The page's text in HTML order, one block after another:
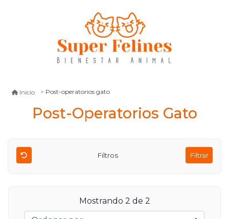
Inicio Post-operatorios gato
Post-Operatorios Gato
Filtros Filtrar
Mostrando 2 de 2